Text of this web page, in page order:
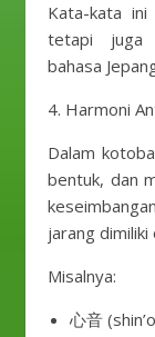
Kata-kata
tetapi juga
bahasa
4. Harmoni
Dalam
bentuk, dan
jarang dimiliki
Misalnya:
心音